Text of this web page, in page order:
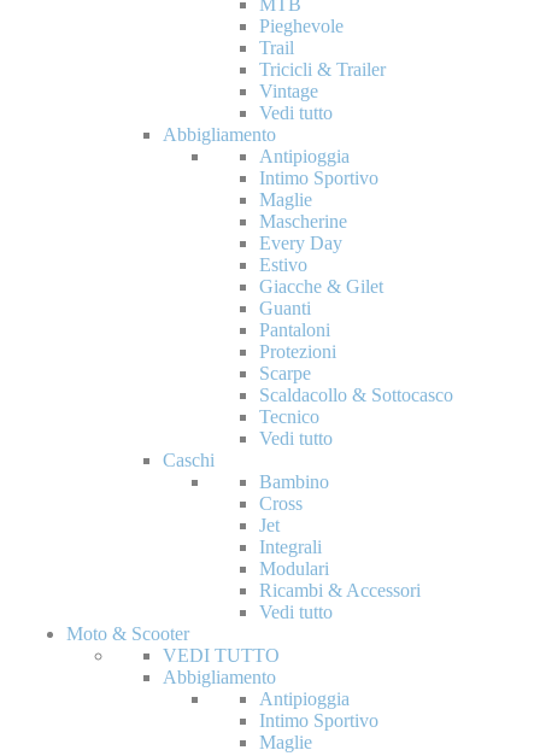
MTB
Pieghevole
Trail
Tricicli & Trailer
Vintage
Vedi tutto
Abbigliamento
Antipioggia
Intimo Sportivo
Maglie
Mascherine
Every Day
Estivo
Giacche & Gilet
Guanti
Pantaloni
Protezioni
Scarpe
Scaldacollo & Sottocasco
Tecnico
Vedi tutto
Caschi
Bambino
Cross
Jet
Integrali
Modulari
Ricambi & Accessori
Vedi tutto
Moto & Scooter
VEDI TUTTO
Abbigliamento
Antipioggia
Intimo Sportivo
Maglie